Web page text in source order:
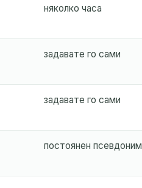
за входящи имейли...
няколко часа
задавате го сами
задавате го сами
постоянен псевдоним